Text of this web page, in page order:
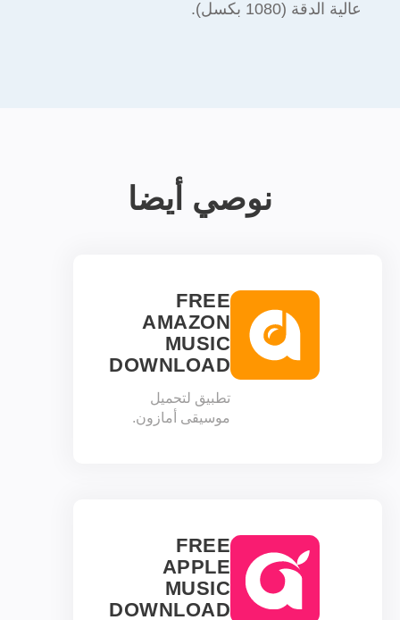
عالية الدقة (1080 بكسل).
نوصي أيضا
FREE
AMAZON
MUSIC
DOWNLOAD
تطبيق لتحميل
موسيقى أمازون.
FREE
APPLE
MUSIC
DOWNLOAD